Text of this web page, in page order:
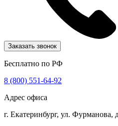
Заказать звонок
Бесплатно по РФ
8 (800) 551-64-92
Адрес офиса
г. Екатеринбург, ул. Фурманова,